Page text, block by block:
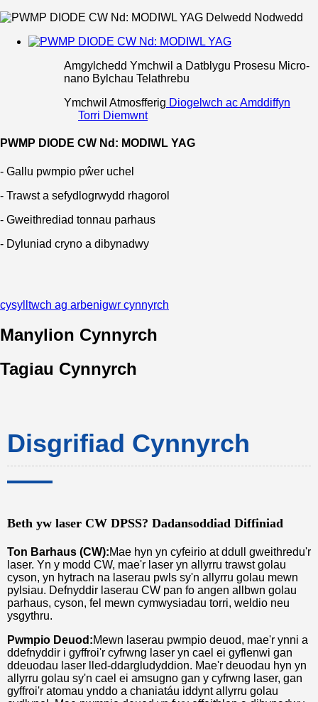
Amgylchedd Ymchwil a Datblygu Prosesu Micro-
nano Bylchau Telathrebu
Ymchwil Atmosfferig Diogelwch ac Amddiffyn
Torri Diemwnt
PWMP DIODE CW Nd: MODIWL YAG
- Gallu pwmpio pŵer uchel
- Trawst a sefydlogrwydd rhagorol
- Gweithrediad tonnau parhaus
- Dyluniad cryno a dibynadwy
cysylltwch ag arbenigwr cynnyrch
Manylion Cynnyrch
Tagiau Cynnyrch
Disgrifiad Cynnyrch
Beth yw laser CW DPSS? Dadansoddiad Diffiniad
Ton Barhaus (CW):Mae hyn yn cyfeirio at ddull gweithredu'r
laser. Yn y modd CW, mae'r laser yn allyrru trawst golau
cyson, yn hytrach na laserau pwls sy'n allyrru golau mewn
pylsiau. Defnyddir laserau CW pan fo angen allbwn golau
parhaus, cyson, fel mewn cymwysiadau torri, weldio neu
ysgythru.
Pwmpio Deuod:Mewn laserau pwmpio deuod, mae'r ynni a
ddefnyddir i gyffroi'r cyfrwng laser yn cael ei gyflenwi gan
ddeuodau laser lled-ddargludyddion. Mae'r deuodau hyn yn
allyrru golau sy'n cael ei amsugno gan y cyfrwng laser, gan
gyffroi'r atomau ynddo a chaniatáu iddynt allyrru golau